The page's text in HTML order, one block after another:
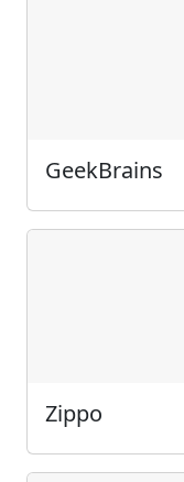
GeekBrains
Zippo